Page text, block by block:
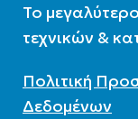
To
τεχνικών &
Πολιτική
Δεδομένων